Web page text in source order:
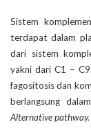
Sistem
terdapat dalam
dari sistem
yakni dari C1 –
fagositosis dan
berlangsung
Alternative pathway.